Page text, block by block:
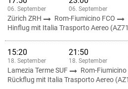
06. September 06. September
Zürich ZRH Rom-Fiumicino FCO
Hinflug mit Italia Trasporto Aereo
15:20
18. September
21:50
18. September
Lamezia Terme SUF Rom-Fiumicino
Rückflug mit Italia Trasporto Aereo